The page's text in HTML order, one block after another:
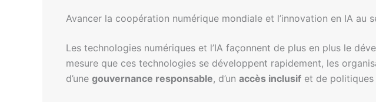
Avancer la coopération numérique mondiale et l’innovation en IA au
Les technologies numériques et l’IA façonnent de plus en plus le
mesure que ces technologies se développent rapidement, les
d’une gouvernance responsable, d’un accès inclusif et de